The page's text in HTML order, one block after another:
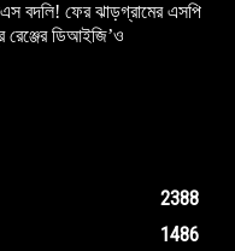
বদলি! ফের ঝাড়গ্রামের এসপি
রেঞ্জের ডিআইজি’ও
2388
1486